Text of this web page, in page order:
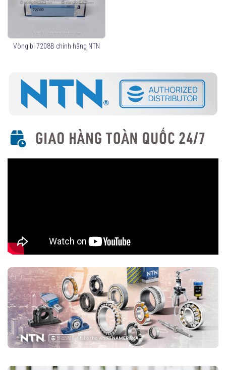
Chịu tải theo một hướng (cần lắp ghép theo cặp nếu chịu tải
Góc tiếp xúc phổ biến: 15°, 25°, 30°, 40°.
Mã sản phẩm phổ biến:
7000 series (tốc độ cao, chính xác cao)
7300 series (chịu tải lớn hơn)
Vòng bi Tiếp Xúc Góc Hai Dãy (Double Row Angular
Contact Ball Bearings)
Có cấu trúc tương tự như hai vòng bi một dãy lắp đối xứng.
Mã sản phẩm phổ biến: 3200, 3300 series.
Vòng bi Tiếp Xúc Góc Chính Xác Cao (High Precision
Sử dụng bi gốm (Ceramic) giúp giảm trọng lượng, giảm ma
sát và chịu tốc độ rất cao.
Phù hợp với ứng dụng tốc độ cao như máy CNC, động cơ
tua-bin.
Mã sản phẩm phổ biến: 5S-79xx, 5S-70xx.
Ứng dụng của vòng bi tiếp xúc góc NTN
Máy CNC, trục chính (Spindle Bearings)
Động cơ điện, máy bơm
Máy móc công nghiệp, hộp số
Vòng bi 7208B chính hãng NTN